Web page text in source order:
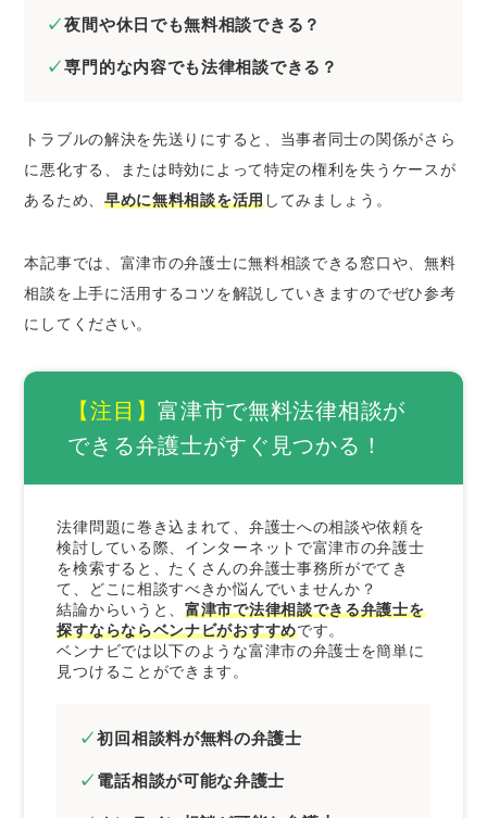
したいとき
したいとき
したいとき
富津市の弁護士にネットトラブルの無料法律
相談をしたいとき
証拠や資料を集めておく
当事者が複数いるときは相関図を作成する
メール相談やLINE相談を活用する
富津市で法律問題を解決するときの弁護士の選
び方
専門書などを監修している弁護士を選ぶ
来所不要の弁護士を選ぶ
依頼者の意向を尊重してくれる弁護士を選ぶ
まとめ｜富津市で無料法律相談できる弁護士は
ベンナビで探そう
夜間や休日でも無料相談できる？
専門的な内容でも法律相談できる？
トラブルの解決を先送りにすると、当事者同士の関係がさら
に悪化する、または時効によって特定の権利を失うケースが
あるため、 早めに無料相談を活用してみましょう。
本記事では、富津市の弁護士に無料相談できる窓口や、無料
相談を上手に活用するコツを解説していきますのでぜひ参考
にしてください。
【注目】富津市で無料法律相談が
できる弁護士がすぐ見つかる！
法律問題に巻き込まれて、弁護士への相談や依頼を
検討している際、インターネットで富津市の弁護士
を検索すると、たくさんの弁護士事務所がでてき
て、どこに相談すべきか悩んでいませんか？
結論からいうと、富津市で法律相談できる弁護士を
探すならならベンナビがおすすめです。
ベンナビでは以下のような富津市の弁護士を簡単に
見つけることができます。
初回相談料が無料の弁護士
電話相談が可能な弁護士